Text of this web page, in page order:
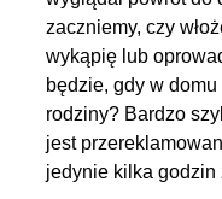
zaczniemy, czy
wykąpię lub
będzie, gdy w
rodziny? Bardzo
jest
jedynie kilka godzin